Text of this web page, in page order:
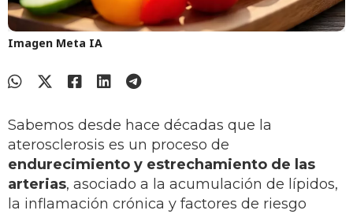
Imagen Meta IA
Sabemos desde hace décadas que la
aterosclerosis es un proceso de
endurecimiento y estrechamiento de las
arterias, asociado a la acumulación de lípidos,
la inflamación crónica y factores de riesgo